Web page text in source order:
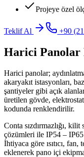
Projeye özel
Teklif Al +90
Harici Panolar
Harici panolar;
akaryakıt istasyonları,
şantiyeler gibi açık
üretilen gövde,
kodunda renklendirilir.
Conta sızdırmazlığı,
çözümleri ile IP54 – IP65
İhtiyaca göre ısıtıcı, fan,
eklenerek pano içi